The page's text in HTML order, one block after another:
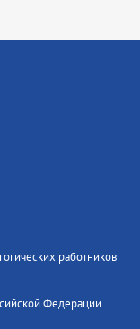
работников
Федерации